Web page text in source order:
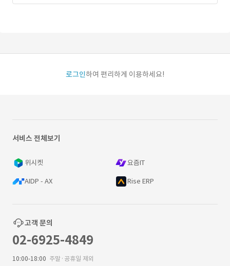
로그인하여 편리하게 이용하세요!
서비스 전체보기
위시켓 요즘IT
AIDP - AX Rise ERP
고객 문의
02-6925-4849
10:00-18:00 주말·공휴일 제외